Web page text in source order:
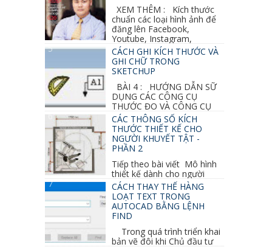
XEM THÊM : Kích thước
chuẩn các loại hình ảnh để
đăng lên Facebook,
Youtube, Instagram,
Linkedin, Pinterest...CÁCH GHI KÍCH THƯỚC VÀ
GHI CHỮ TRONG
SKETCHUP
BÀI 4 : HƯỚNG DẪN SỮ
DỤNG CÁC CÔNG CỤ
THƯỚC ĐO VÀ CÔNG CỤ
GHI CHỮ 2D, 3D TRONG SKETCHUP Ở bài
học trước ta đã...
CÁC THÔNG SỐ KÍCH
THƯỚC THIẾT KẾ CHO
NGƯỜI KHUYẾT TẬT -
PHẦN 2
Tiếp theo bài viết Mô hình
thiết kế dành cho người
khuyết tật ở phần 1 chúng ta cùng tìm hiểu
thêm các vấn đề và...
CÁCH THAY THẾ HÀNG
LOẠT TEXT TRONG
AUTOCAD BẰNG LỆNH
FIND
Trong quá trình triển khai
bản vẽ đôi khi Chủ đầu tư